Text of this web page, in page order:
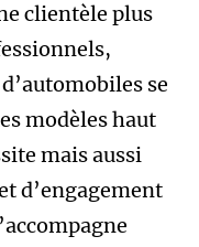
clientèle plus
se
modèles haut
mais aussi
d’engagement